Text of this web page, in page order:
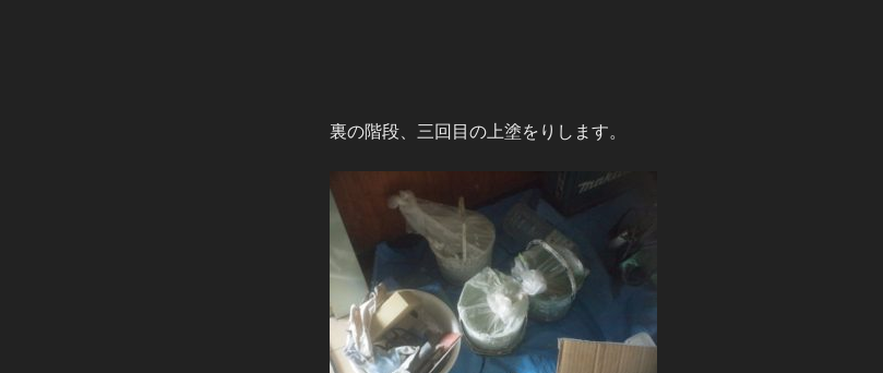
裏の階段、三回目の上塗をりします。